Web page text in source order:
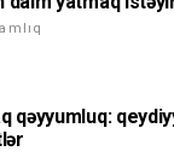
qəyyumluq: